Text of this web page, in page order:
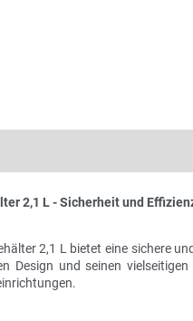
2,1 L - Sicherheit und
2,1 L bietet eine sichere
Design und seinen